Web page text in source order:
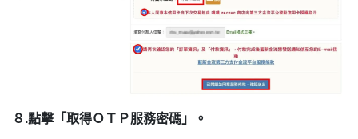
８.點擊「取得ＯＴＰ服務密碼」。